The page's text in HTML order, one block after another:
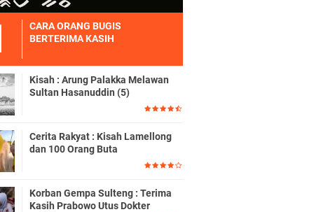
CARA ORANG BUGIS
BERTERIMA KASIH
Kisah : Arung Palakka Melawan
Sultan Hasanuddin (5)
Cerita Rakyat : Kisah Lamellong
dan 100 Orang Buta
Korban Gempa Sulteng : Terima
Kasih Prabowo Utus Dokter